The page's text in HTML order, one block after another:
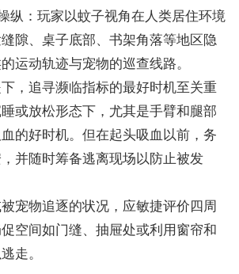
纵：玩家以蚊子视角在人类居住环境
隙、桌子底部、书架角落等地区隐
运动轨迹与宠物的巡查线路。
，追寻濒临指标的最好时机至关重
或放松形态下，尤其是手臂和腿部
的好时机。但在起头吸血以前，务
并随时筹备逃离现场以防止被发
宠物追逐的状况，应敏捷评价四周
空间如门缝、抽屉处或利用窗帘和
走。